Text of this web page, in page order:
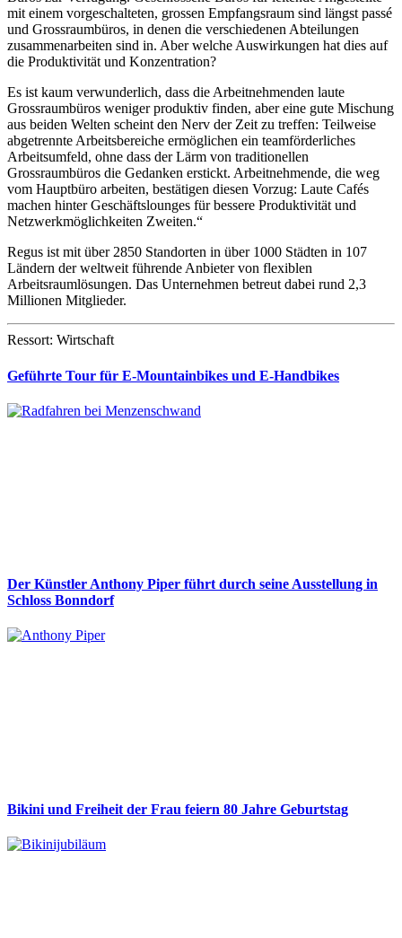
mit einem vorgeschalteten, grossen Empfangsraum sind längst passé
und Grossraumbüros, in denen die verschiedenen Abteilungen
zusammenarbeiten sind in. Aber welche Auswirkungen hat dies auf
die Produktivität und Konzentration?
Es ist kaum verwunderlich, dass die Arbeitnehmenden laute
Grossraumbüros weniger produktiv finden, aber eine gute Mischung
aus beiden Welten scheint den Nerv der Zeit zu treffen: Teilweise
abgetrennte Arbeitsbereiche ermöglichen ein teamförderliches
Arbeitsumfeld, ohne dass der Lärm von traditionellen
Grossraumbüros die Gedanken erstickt. Arbeitnehmende, die weg
vom Hauptbüro arbeiten, bestätigen diesen Vorzug: Laute Cafés
machen hinter Geschäftslounges für bessere Produktivität und
Netzwerkmöglichkeiten Zweiten.“
Regus ist mit über 2850 Standorten in über 1000 Städten in 107
Ländern der weltweit führende Anbieter von flexiblen
Arbeitsraumlösungen. Das Unternehmen betreut dabei rund 2,3
Millionen Mitglieder.
Ressort: Wirtschaft
Geführte Tour für E-Mountainbikes und E-Handbikes
Der Künstler Anthony Piper führt durch seine Ausstellung in
Schloss Bonndorf
Bikini und Freiheit der Frau feiern 80 Jahre Geburtstag